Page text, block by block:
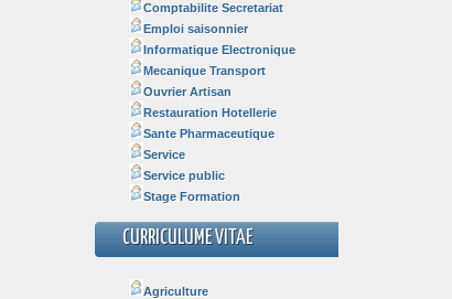
Comptabilite Secretariat
Emploi saisonnier
Informatique Electronique
Mecanique Transport
Ouvrier Artisan
Restauration Hotellerie
Sante Pharmaceutique
Service
Service public
Stage Formation
CURRICULUME VITAE
Agriculture